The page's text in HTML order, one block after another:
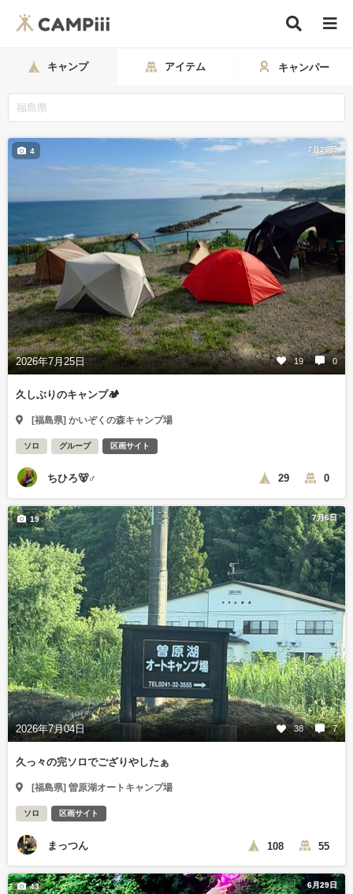
キャンプ アイテム キャンパー
7月26日
2026年7月25日 19 0
4
久しぶりのキャンプ🏕
[福島県] かいぞくの森キャンプ場
ソロ グループ 区画サイト
ちひろ🐻♂ 29 0
7月6日
2026年7月04日 38 7
19
久っ々の完ソロでござりやしたぁ
[福島県] 曽原湖オートキャンプ場
ソロ 区画サイト
まっつん 108 55
6月29日
43